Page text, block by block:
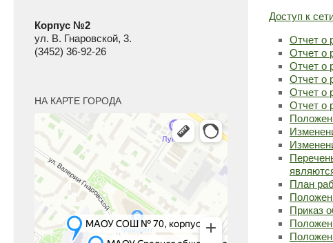
Доступ к
Отчет о
Отчет о
Отчет о
Отчет о
Отчет о
Отчет о
План
Приказ
Корпус №2
ул. В. Гнаровской, 3.
(3452) 36-92-26
НА КАРТЕ ГОРОДА